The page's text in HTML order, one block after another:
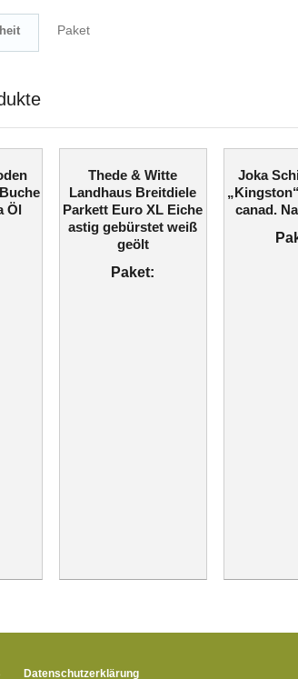
Paket
Öl
Thede & Witte
Landhaus Breitdiele
Parkett Euro XL Eiche
astig gebürstet weiß
geölt
Paket:
Joka
canad.
Datenschutzerklärung